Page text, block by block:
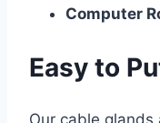
Computer
Easy to
Our cable glands